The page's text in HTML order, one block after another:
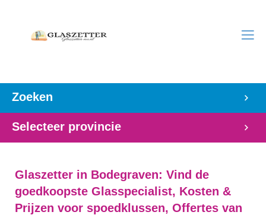
Zoeken
Selecteer provincie
Glaszetter in Bodegraven: Vind de
goedkoopste Glasspecialist, Kosten &
Prijzen voor spoedklussen, Offertes van